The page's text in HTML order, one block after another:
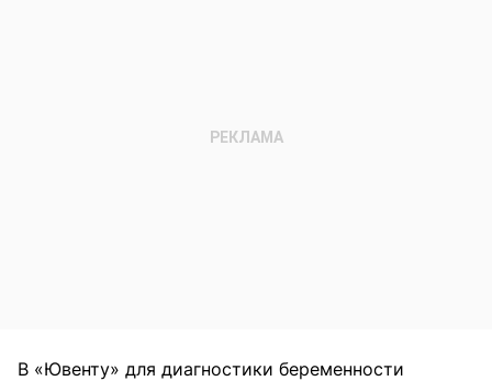
В «Ювенту» для диагностики беременности